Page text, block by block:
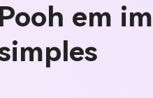
em